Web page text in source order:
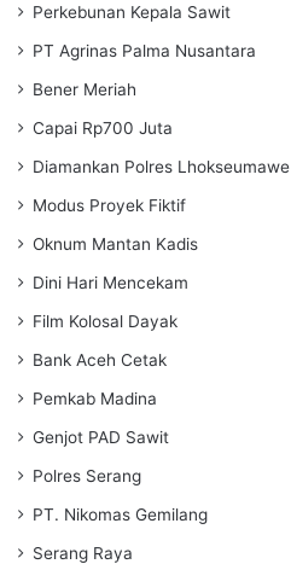
Perkebunan Kepala Sawit
PT Agrinas Palma Nusantara
Bener Meriah
Capai Rp700 Juta
Diamankan Polres Lhokseumawe
Modus Proyek Fiktif
Oknum Mantan Kadis
Dini Hari Mencekam
Film Kolosal Dayak
Bank Aceh Cetak
Pemkab Madina
Genjot PAD Sawit
Polres Serang
PT. Nikomas Gemilang
Serang Raya